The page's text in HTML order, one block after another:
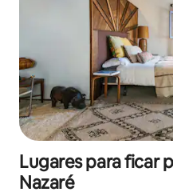
Lugares para ficar
Nazaré